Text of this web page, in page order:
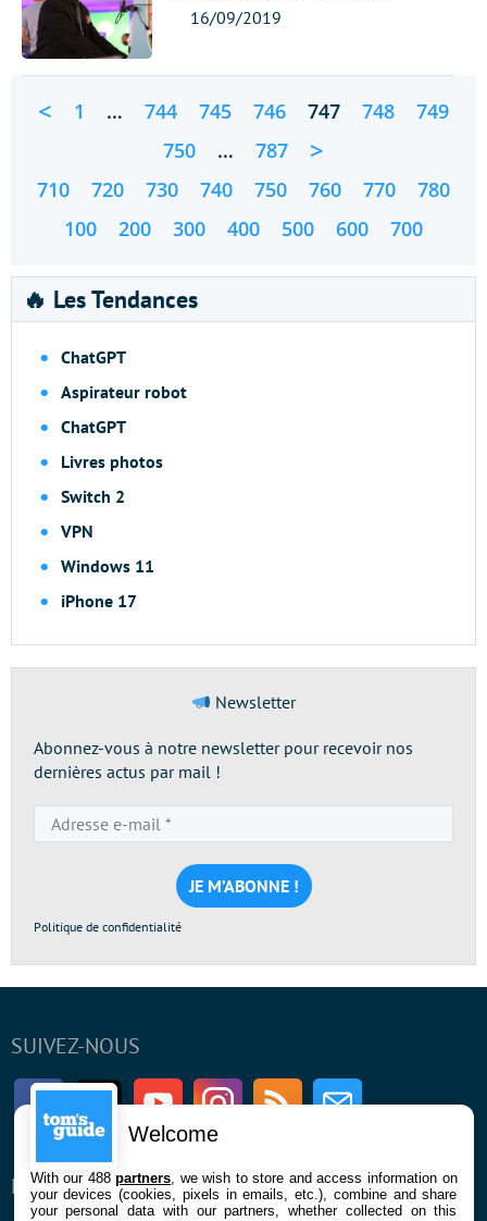
16/09/2019
< 1 … 744 745 746 747 748
749
750
… 787 >
710 720 730 740 750 760 770
780
100
200 300 400 500 600 700
🔥 Les Tendances
ChatGPT
Aspirateur robot
ChatGPT
Livres photos
Switch 2
VPN
Windows 11
iPhone 17
Newsletter
Abonnez-vous à notre newsletter pour recevoir nos
dernières actus par mail !
e-
mail
*
Politique de confidentialité
SUIVEZ-NOUS
FacebookTwitter Youtube InstagramRSS Newsletter
ENTREPRISE À PROPOS
Welcome
With our 488partners , we wish to store and access information on
your devices (cookies, pixels in emails, etc.), combine and share
your personal data with our partners, whether collected on this